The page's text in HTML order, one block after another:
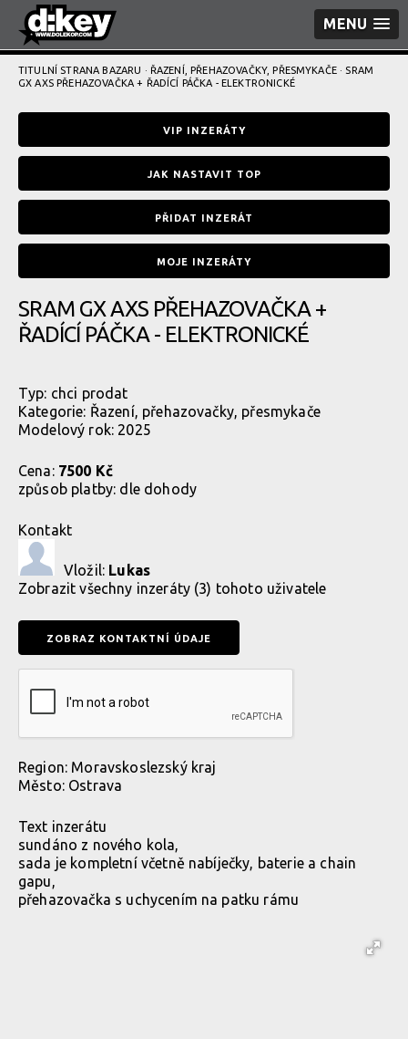
MENU
TITULNÍ STRANA BAZARU · ŘAZENÍ, PŘEHAZOVAČKY, PŘESMYKAČE· SRAM
GX AXS PŘEHAZOVAČKA + ŘADÍCÍ PÁČKA - ELEKTRONICKÉ
VIP INZERÁTY
JAK NASTAVIT TOP
PŘIDAT INZERÁT
MOJE INZERÁTY
SRAM GX AXS PŘEHAZOVAČKA +
ŘADÍCÍ PÁČKA - ELEKTRONICKÉ
Typ: chci prodat
Kategorie: Řazení, přehazovačky, přesmykače
Modelový rok: 2025
Cena: 7500 Kč
způsob platby: dle dohody
Kontakt
Vložil: Lukas
Zobrazitvšechny inzeráty (3) tohoto uživatele
Region: Moravskoslezský kraj
Město: Ostrava
Text inzerátu
sundáno z nového kola,
sada je kompletní včetně nabíječky, baterie a chain
gapu,
přehazovačka s uchycením na patku rámu